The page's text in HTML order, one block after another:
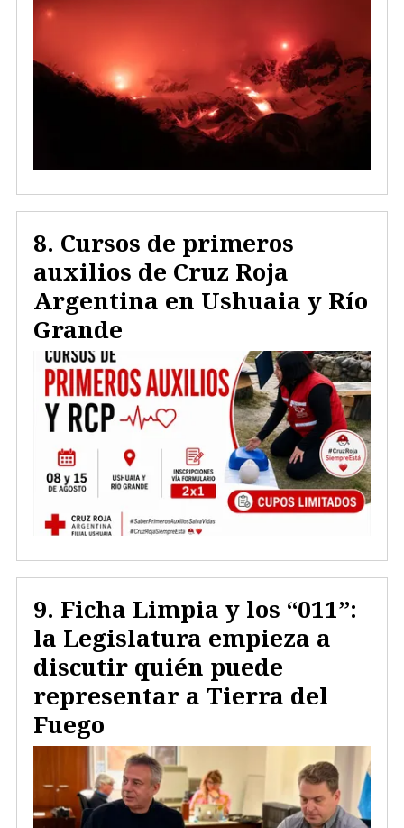
Cursos de primeros
auxilios de Cruz Roja
Argentina en Ushuaia y Río
Grande
Ficha Limpia y los “011”:
la Legislatura empieza a
discutir quién puede
representar a Tierra del
Fuego